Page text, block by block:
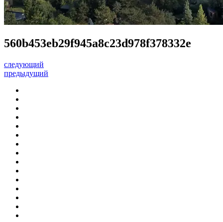
560b453eb29f945a8c23d978f378332e
следующий
предыдущий